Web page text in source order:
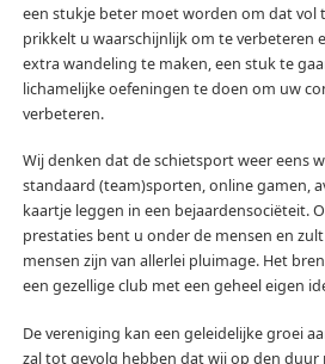
een stukje beter moet worden om dat vol
prikkelt u waarschijnlijk om te verbeteren
extra wandeling te maken, een stuk te
lichamelijke oefeningen te doen om uw
verbeteren.
Wij denken dat de schietsport weer eens
standaard (team)sporten, online gamen,
kaartje leggen in een bejaardensociëteit.
prestaties bent u onder de mensen en
mensen zijn van allerlei pluimage. Het
een gezellige club met een geheel eigen
De vereniging kan een geleidelijke groei
zal tot gevolg hebben dat wij op den duur